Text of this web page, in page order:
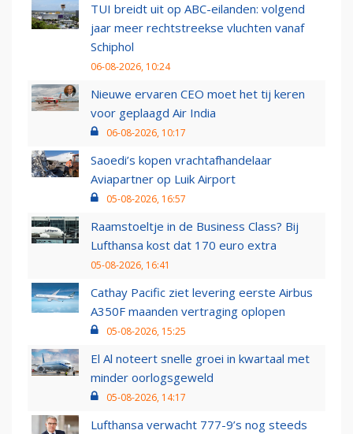
TUI breidt uit op ABC-eilanden: volgend
jaar meer rechtstreekse vluchten vanaf
Schiphol
06-08-2026, 10:24
Nieuwe ervaren CEO moet het tij keren
voor geplaagd Air India
06-08-2026, 10:17
Saoedi’s kopen vrachtafhandelaar
Aviapartner op Luik Airport
05-08-2026, 16:57
Raamstoeltje in de Business Class? Bij
Lufthansa kost dat 170 euro extra
05-08-2026, 16:41
Cathay Pacific ziet levering eerste Airbus
A350F maanden vertraging oplopen
05-08-2026, 15:25
El Al noteert snelle groei in kwartaal met
minder oorlogsgeweld
05-08-2026, 14:17
Lufthansa verwacht 777-9’s nog steeds